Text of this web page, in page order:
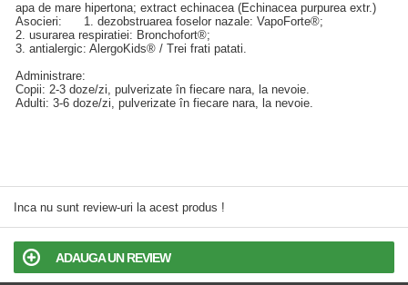
apa de mare hipertona; extract echinacea (Echinacea purpurea extr.)
Asocieri: 1. dezobstruarea foselor nazale: VapoForte®;
2. usurarea respiratiei: Bronchofort®;
3. antialergic: AlergoKids® / Trei frati patati.
Administrare:
Copii: 2-3 doze/zi, pulverizate în fiecare nara, la nevoie.
Adulti: 3-6 doze/zi, pulverizate în fiecare nara, la nevoie.
Inca nu sunt review-uri la acest produs !
ADAUGA UN REVIEW